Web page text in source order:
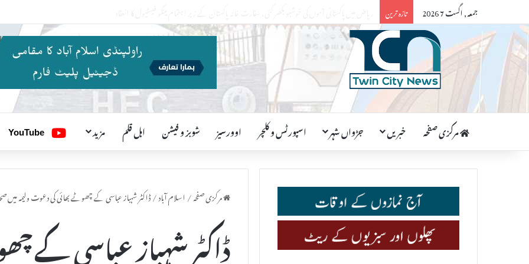
جمعہ, اگست 7 2026 تازہ ترین
مرکزی صفحہ خبریں جڑواں شہر اسپورٹس و کلچر اوورسیز شوبز و فیشن اہل قلم مزید یوٹیوب
YouTube
مرکزی صفحہ/اسلام آباد/ڈاکٹر شہباز عباسی کے چھوٹے بھائی کی دعوت ولیمہ میں
ڈاکٹر شہباز عباسی کے